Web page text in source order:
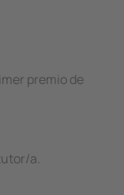
premio de
a.